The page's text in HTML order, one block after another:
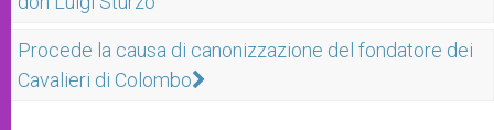
Procede la causa di canonizzazione del fondatore dei
Cavalieri di Colombo